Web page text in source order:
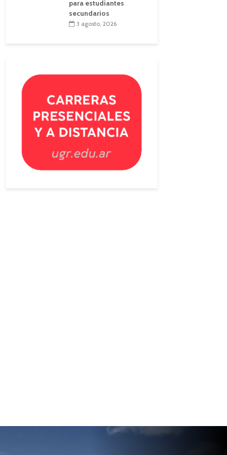
para estudiantes
secundarios
3 agosto, 2026